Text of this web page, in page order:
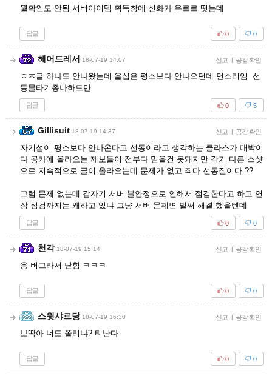
뭘확인도 안됨 서버아이템 획득창에 신화가 우르르 떳는데
답글 0
0
헤어드레서 18-07-19 14:07 신고 | 공감 확인
ㅇㅈ글 하나도 안나왔는데 울섭은 평소보다 안나오던데 먼소리임 선
동물타기종나하드만
답글 5
0
Gillisuit 18-07-19 14:37 신고 | 공감 확인
자기섭이 평소보다 안나온다고 선동이라고 생각하는 클라스가 대박이
다 공카에 올라오는 제보들이 전부다 믿을건 못돼지만 각기 다른 스샷
으로 지속적으로 글이 올라오는데 문제가 없고 죄다 선동질이다 ??
그럼 문제 없는데 갑자기 서버 불안정으로 인해서 점검한다고 하고 연
장 점검까지는 왜하고 있냐 그냥 서버 문제면 벌써 해결 했을텐데
답글 0
0
천각 18-07-19 15:14 신고 | 공감 확인
응 버그라서 닫힘 ㅋㅋㅋ
답글 0
0
스윗샤르당 18-07-19 16:30 신고 | 공감 확인
보딱아 너도 쫄리냐? 티난다
답글 0
0